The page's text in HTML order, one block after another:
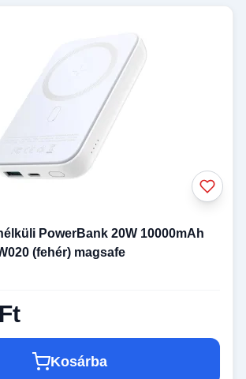
PowerBank 20W 10000mAh
(fehér) magsafe
Kosárba